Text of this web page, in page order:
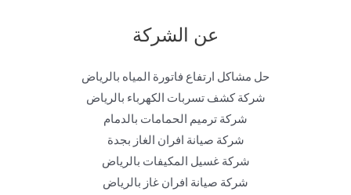
عن الشركة
حل مشاكل ارتفاع فاتورة المياه بالرياض
شركة كشف تسربات الكهرباء بالرياض
شركة ترميم الحمامات بالدمام
شركة صيانة افران الغاز بجدة
شركة غسيل المكيفات بالرياض
شركة صيانة افران غاز بالرياض